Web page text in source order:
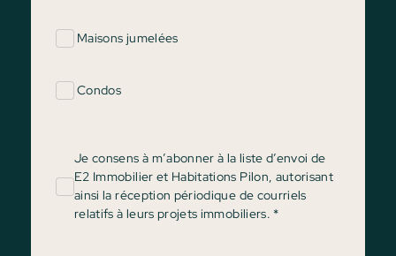
Maisons jumelées
Condos
Je consens à m’abonner à la liste d’envoi de
E2 Immobilier et Habitations Pilon, autorisant
ainsi la réception périodique de courriels
relatifs à leurs projets immobiliers. *